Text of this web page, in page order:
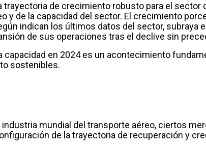
trayectoria de crecimiento robusto para el sector
y de la capacidad del sector. El crecimiento
indican los últimos datos del sector, subraya
de sus operaciones tras el declive sin
en 2024 es un acontecimiento
sostenibles.
mundial del transporte aéreo, ciertos
de la trayectoria de recuperación y